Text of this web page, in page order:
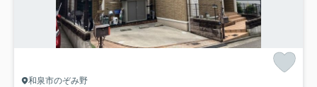
和泉市のぞみ野